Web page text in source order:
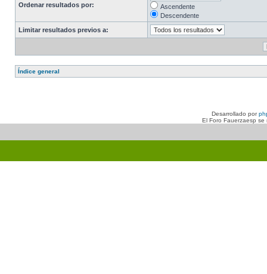
Ordenar resultados por:
Ascendente
Descendente
Limitar resultados previos a:
Índice general
Desarrollado por
El Foro Fauerzaesp